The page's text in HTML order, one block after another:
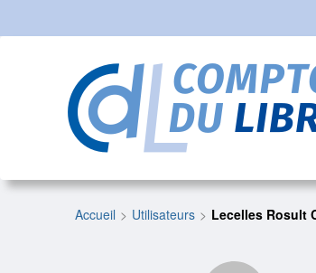
Accueil Utilisateurs Lecelles Rosult